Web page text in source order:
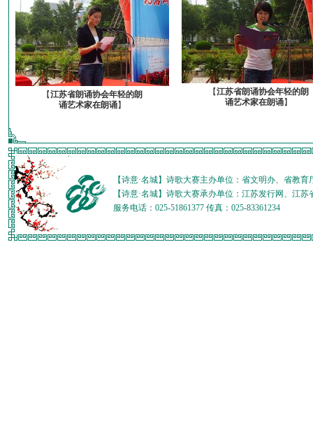
【江苏省朗诵协会年轻的朗
诵艺术家在朗诵】
【江苏省朗诵协会年轻的朗
诵艺术家在朗诵】
【诗意·名城】诗歌大赛主办单位：省文明办、省教
【诗意·名城】诗歌大赛承办单位：江苏发行网、江
服务电话：025-51861377 传真：025-83361234